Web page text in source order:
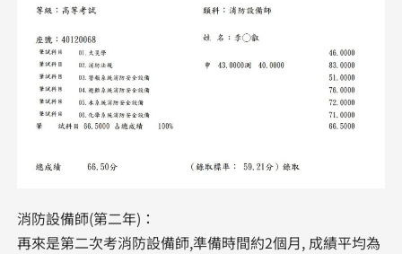
消防設備師(第二年)：
再來是第二次考消防設備師,準備時間約2個月, 成績平均為